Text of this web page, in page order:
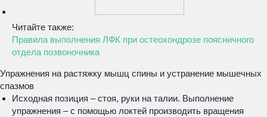
Читайте также:
Правила выполнения ЛФК при остеохондрозе поясничного
отдела позвоночника
Упражнения на растяжку мышц спины и устранение мышечных
спазмов
Исходная позиция – стоя, руки на талии. Выполнение
упражнения – с помощью локтей производить вращения